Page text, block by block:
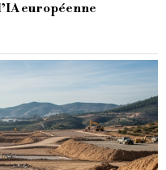
européenne